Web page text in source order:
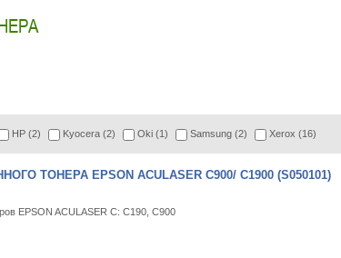
HP (2) Kyocera (2) Oki (1) Samsung (2) Xerox (16)
ТОНЕРА EPSON ACULASER C900/ C1900 (S050101)
EPSON ACULASER C: C190, C900